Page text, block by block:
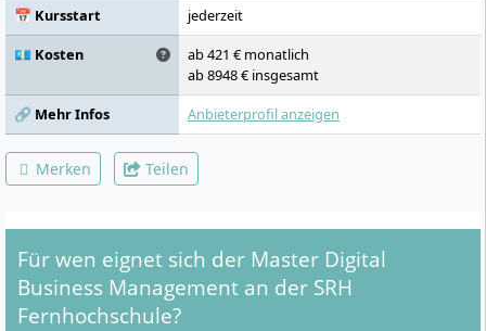
📅 Kursstart
jederzeit
💶 Kosten
ab 421 € monatlich
ab 8948 € insgesamt
🔗 Mehr Infos
Anbieterprofil anzeigen
Merken Teilen
Für wen eignet sich der Master Digital
Business Management an der SRH
Fernhochschule?